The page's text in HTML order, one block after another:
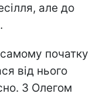
але до
початку
від нього
З Олегом